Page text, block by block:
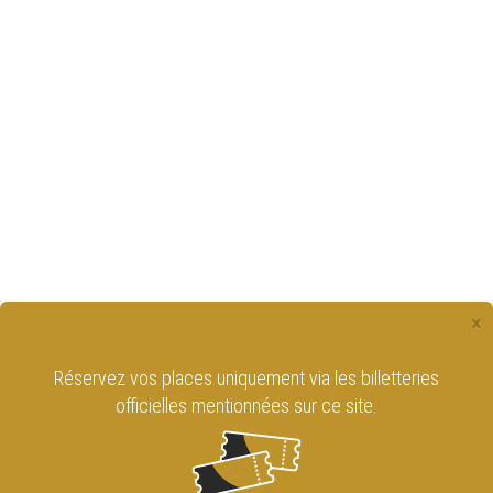
×
Retrouvez le Cirque Royal de Bruxelles
sur les réseaux sociaux !